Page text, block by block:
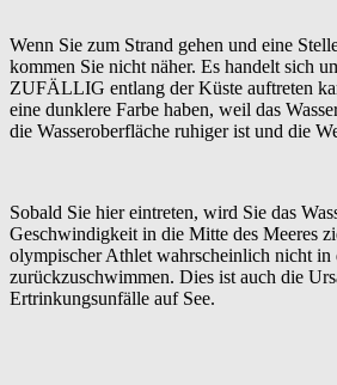
Wenn Sie zum Strand gehen und eine
kommen Sie nicht näher. Es handelt sich
ZUFÄLLIG entlang der Küste auftreten
eine dunklere Farbe haben, weil das
die Wasseroberfläche ruhiger ist und die
Sobald Sie hier eintreten, wird Sie das
Geschwindigkeit in die Mitte des Meeres
olympischer Athlet wahrscheinlich nicht in
zurückzuschwimmen. Dies ist auch die
Ertrinkungsunfälle auf See.